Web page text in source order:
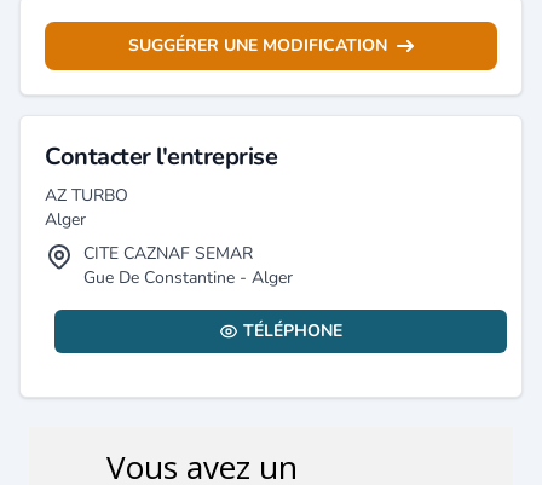
SUGGÉRER UNE MODIFICATION
Contacter l'entreprise
AZ TURBO
Alger
CITE CAZNAF SEMAR
Gue De Constantine - Alger
TÉLÉPHONE